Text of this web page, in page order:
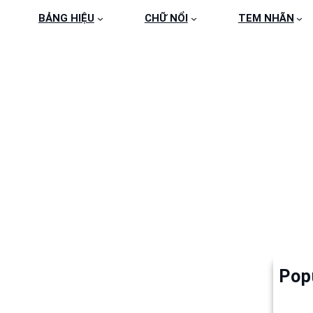
BẢNG HIỆU CHỮ NỔI TEM NHÃN